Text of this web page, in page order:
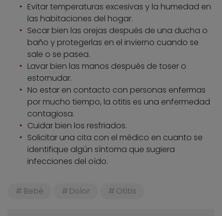
Evitar temperaturas excesivas y la humedad en
las habitaciones del hogar.
Secar bien las orejas después de una ducha o
baño y protegerlas en el invierno cuando se
sale o se pasea.
Lavar bien las manos después de toser o
estornudar.
No estar en contacto con personas enfermas
por mucho tiempo, la otitis es una enfermedad
contagiosa.
Cuidar bien los resfriados.
Solicitar una cita con el médico en cuanto se
identifique algún síntoma que sugiera
infecciones del oído.
Bebé Dolor Otitis